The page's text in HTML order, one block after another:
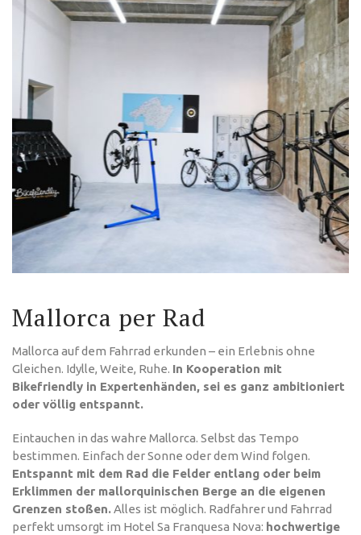
Mallorca per Rad
Mallorca auf dem Fahrrad erkunden – ein Erlebnis ohne
Gleichen. Idylle, Weite, Ruhe. In Kooperation mit
Bikefriendly in Expertenhänden, sei es ganz ambitioniert
oder völlig entspannt.
Eintauchen in das wahre Mallorca. Selbst das Tempo
bestimmen. Einfach der Sonne oder dem Wind folgen.
Entspannt mit dem Rad die Felder entlang oder beim
Erklimmen der mallorquinischen Berge an die eigenen
Grenzen stoßen.Alles ist möglich. Radfahrer und Fahrrad
perfekt umsorgt im Hotel Sa Franquesa Nova: hochwertige